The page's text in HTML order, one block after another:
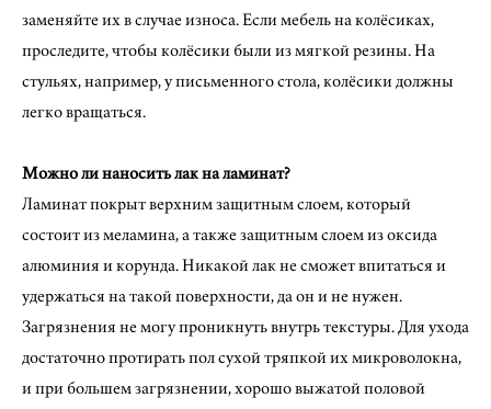
заменяйте их в случае износа. Если мебель на колёсиках,
проследите, чтобы колёсики были из мягкой резины. На
стульях, например, у письменного стола, колёсики должны
легко вращаться.
Можно ли наносить лак на ламинат?
Ламинат покрыт верхним защитным слоем, который
состоит из меламина, а также защитным слоем из оксида
алюминия и корунда. Никакой лак не сможет впитаться и
удержаться на такой поверхности, да он и не нужен.
Загрязнения не могу проникнуть внутрь текстуры. Для ухода
достаточно протирать пол сухой тряпкой их микроволокна,
и при большем загрязнении, хорошо выжатой половой